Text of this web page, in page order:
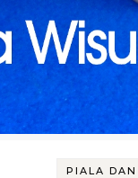
PIALA DAN